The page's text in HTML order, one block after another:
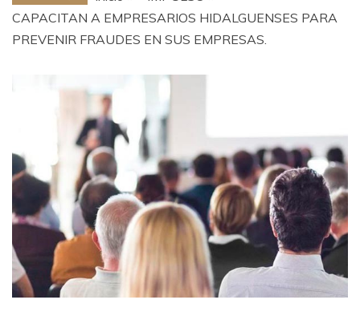
CAPACITAN A EMPRESARIOS HIDALGUENSES PARA
PREVENIR FRAUDES EN SUS EMPRESAS.